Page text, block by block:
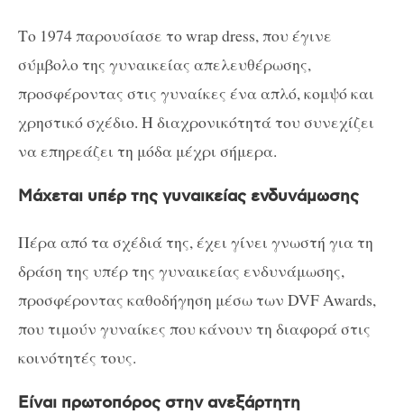
Το 1974 παρουσίασε το wrap dress, που έγινε
σύμβολο της γυναικείας απελευθέρωσης,
προσφέροντας στις γυναίκες ένα απλό, κομψό και
χρηστικό σχέδιο. Η διαχρονικότητά του συνεχίζει
να επηρεάζει τη μόδα μέχρι σήμερα.
Μάχεται υπέρ της γυναικείας ενδυνάμωσης
Πέρα από τα σχέδιά της, έχει γίνει γνωστή για τη
δράση της υπέρ της γυναικείας ενδυνάμωσης,
προσφέροντας καθοδήγηση μέσω των DVF Awards,
που τιμούν γυναίκες που κάνουν τη διαφορά στις
κοινότητές τους.
Είναι πρωτοπόρος στην ανεξάρτητη